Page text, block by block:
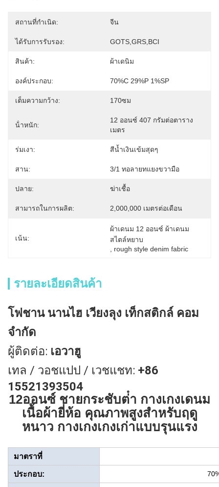
สถานที่กำเนิด: จีน
ได้รับการรับรอง: GOTS,GRS,BCI
สินค้า: ผ้าเดนิม
องค์ประกอบ: 70%C 29%P 1%SP
เต็มความกว้าง: 170ซม
น้ําหนัก:
12 ออนซ์ 407 กรัมต่อตาราง
เมตร
ร่มเงา: สีน้ำเงินเข้มสุดๆ
สาน: 3/1 ทอลายทแยงขวามือ
ปลาย: ฆ่าเชื้อ
สามารถในการผลิต: 2,000,000 เมตรต่อเดือน
เน้น:
ผ้าเดนม 12 ออนซ์ ผ้าเดนม
สไตล์หยาบ
rough style denim fabric
รายละเอียดสินค้า
โฟชาน นานไฮ เวียงลุง เท็กสติกล์ คอม
จํากัด
ผู้ติดต่อ: เอวาฮู
เทล / วอชแปป / เวชแชท: +86
15521393504
12ออนซ์ ชายกระชับต่ํา กางเกงเดนม
เนื้อผ้ายี่ห้อ คุณภาพสูงสําหรับฤดู
หนาว กางเกงเกงเก่าแบบรุนแรง
มาตราที่
ประกอบ: